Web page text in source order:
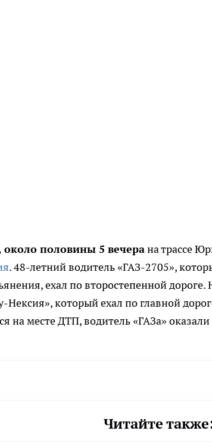
половины 5 вечерана трассе
. 48-летний водитель «ГАЗ-2705»,
ехал по второстепенной дороге.
который ехал по главной
на месте ДТП, водитель «ГАЗа»
Читайте